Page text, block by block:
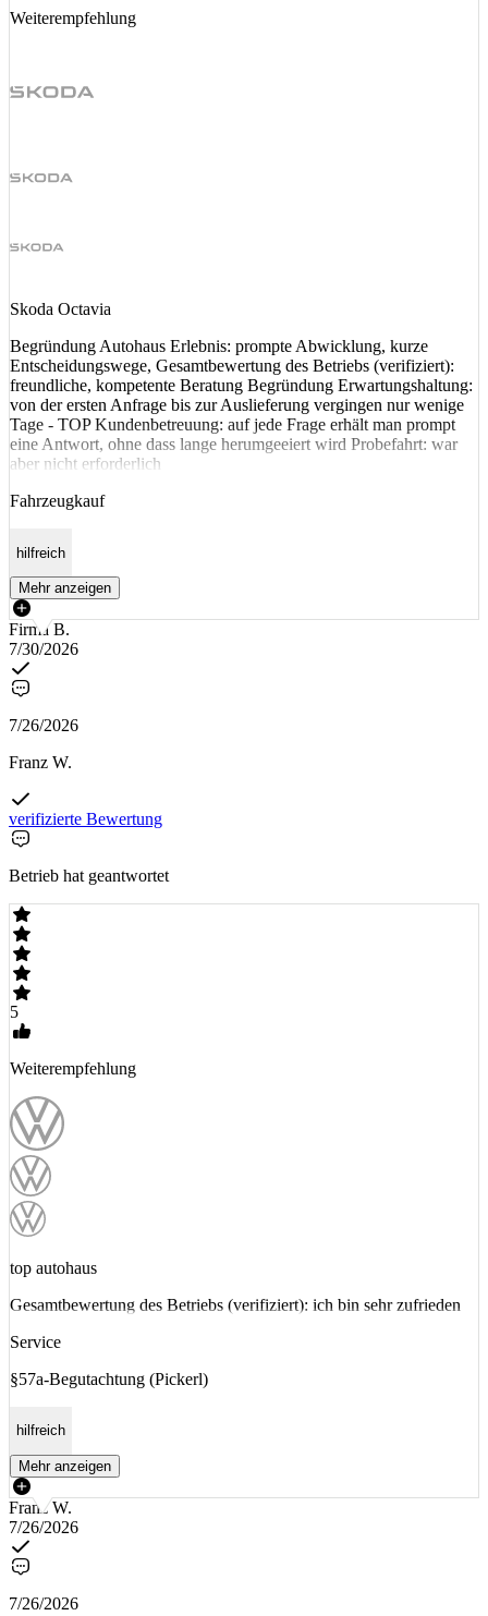
Weiterempfehlung
Skoda Octavia
Begründung Autohaus Erlebnis: prompte Abwicklung, kurze
Entscheidungswege, Gesamtbewertung des Betriebs (verifiziert):
freundliche, kompetente Beratung Begründung Erwartungshaltung:
von der ersten Anfrage bis zur Auslieferung vergingen nur wenige
Tage - TOP Kundenbetreuung: auf jede Frage erhält man prompt
eine Antwort, ohne dass lange herumgeeiert wird Probefahrt: war
aber nicht erforderlich
Fahrzeugkauf
hilfreich
Mehr anzeigen
Firma B.
7/30/2026
7/26/2026
Franz W.
verifizierte Bewertung
Betrieb hat geantwortet
5
Weiterempfehlung
top autohaus
Gesamtbewertung des Betriebs (verifiziert): ich bin sehr zufrieden
Service
§57a-Begutachtung (Pickerl)
hilfreich
Mehr anzeigen
Franz W.
7/26/2026
7/26/2026